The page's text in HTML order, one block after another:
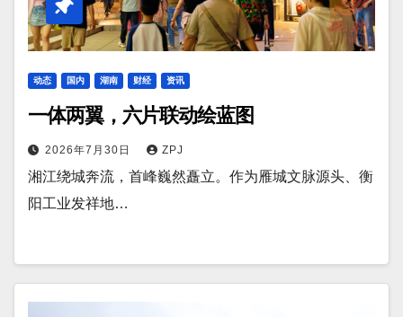
动态 国内 湖南 财经 资讯
一体两翼，六片联动绘蓝图
2026年7月30日 ZPJ
湘江绕城奔流，首峰巍然矗立。作为雁城文脉源头、衡
阳工业发祥地…